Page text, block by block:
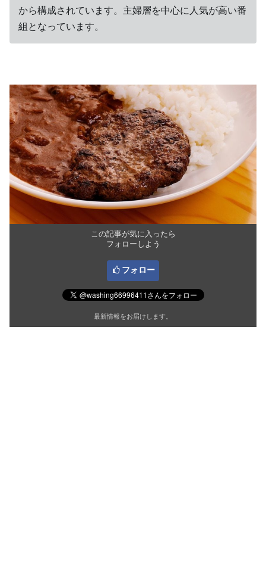
から構成されています。主婦層を中心に人気が高い番
組となっています。
この記事が気に入ったら
フォローしよう
フォロー
最新情報をお届けします。